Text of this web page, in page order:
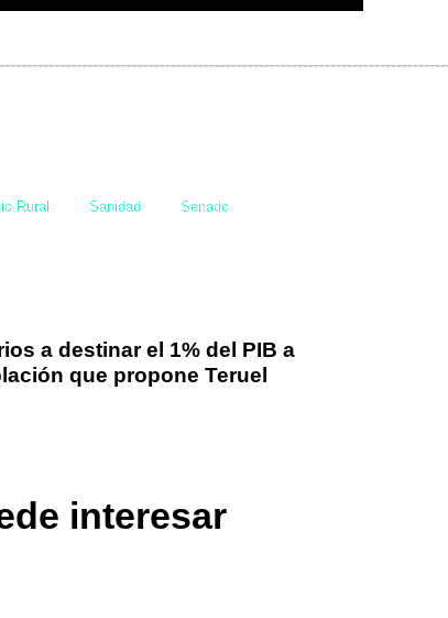
Rural Sanidad Senado
a destinar el 1% del PIB a
que propone Teruel
interesar